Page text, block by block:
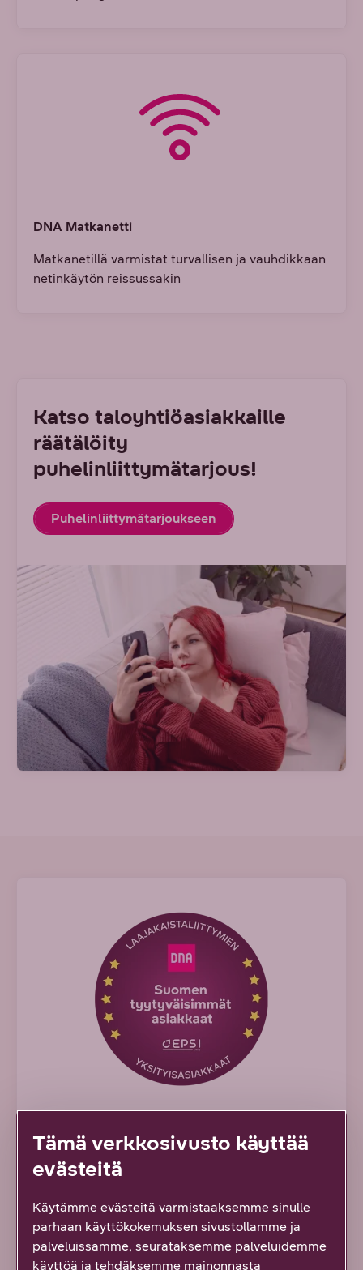
DNA Matkanetti
Matkanetillä varmistat turvallisen ja vauhdikkaan
netinkäytön reissussakin
Katso taloyhtiöasiakkaille
räätälöity
puhelinliittymätarjous!
Puhelinliittymätarjoukseen
EPSI Ratingin asiakastyytyväisyystutkimus
DNA:lla on tyytyväisimmät
laajakaista-asiakkaat
Meillä on Suomen tyytyväisimmät
laajakaistaliittymien yksityisasiakkaat* – jo toista
Tämä verkkosivusto käyttää
evästeitä
Käytämme evästeitä varmistaaksemme sinulle
parhaan käyttökokemuksen sivustollamme ja
palveluissamme, seurataksemme palveluidemme
käyttöä ja tehdäksemme mainonnasta